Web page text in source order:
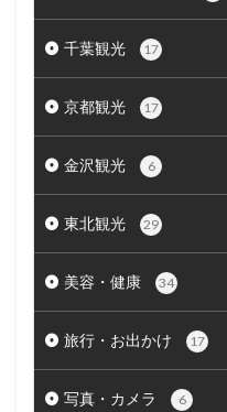
千葉観光 17
京都観光 17
金沢観光 6
東北観光 29
美容・健康 34
旅行・お出かけ 17
写真・カメラ 6